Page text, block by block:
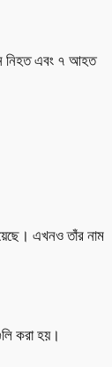
নিহত এবং ৭ আহত
এখনও তাঁর নাম
করা হয়।